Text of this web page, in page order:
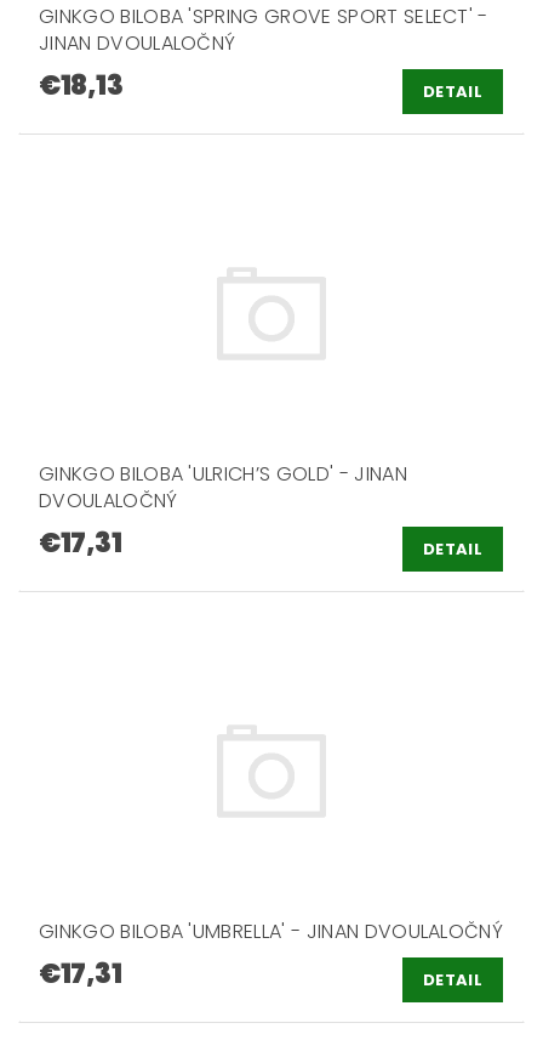
GINKGO BILOBA 'SPRING GROVE SPORT SELECT' -
JINAN DVOULALOČNÝ
€18,13 DETAIL
GINKGO BILOBA 'ULRICH’S GOLD' - JINAN
DVOULALOČNÝ
€17,31 DETAIL
GINKGO BILOBA 'UMBRELLA' - JINAN DVOULALOČNÝ
€17,31 DETAIL